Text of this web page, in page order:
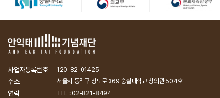
사업자등록번호 120-82-01425
주소 서울시 동작구 상도로 369 숭실대학교 창의관 504호
연락 TEL : 02-821-8494